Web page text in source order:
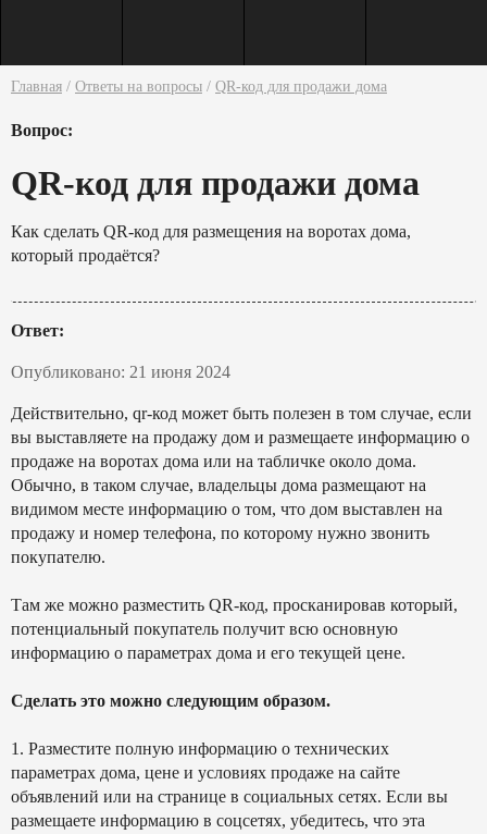
Главная / Ответы на вопросы / QR-код для продажи дома
Вопрос:
QR-код для продажи дома
Как сделать QR-код для размещения на воротах дома,
который продаётся?
Ответ:
Опубликовано: 21 июня 2024
Действительно, qr-код может быть полезен в том случае, если
вы выставляете на продажу дом и размещаете информацию о
продаже на воротах дома или на табличке около дома.
Обычно, в таком случае, владельцы дома размещают на
видимом месте информацию о том, что дом выставлен на
продажу и номер телефона, по которому нужно звонить
покупателю.
Там же можно разместить QR-код, просканировав который,
потенциальный покупатель получит всю основную
информацию о параметрах дома и его текущей цене.
Сделать это можно следующим образом.
1. Разместите полную информацию о технических
параметрах дома, цене и условиях продаже на сайте
объявлений или на странице в социальных сетях. Если вы
размещаете информацию в соцсетях, убедитесь, что эта